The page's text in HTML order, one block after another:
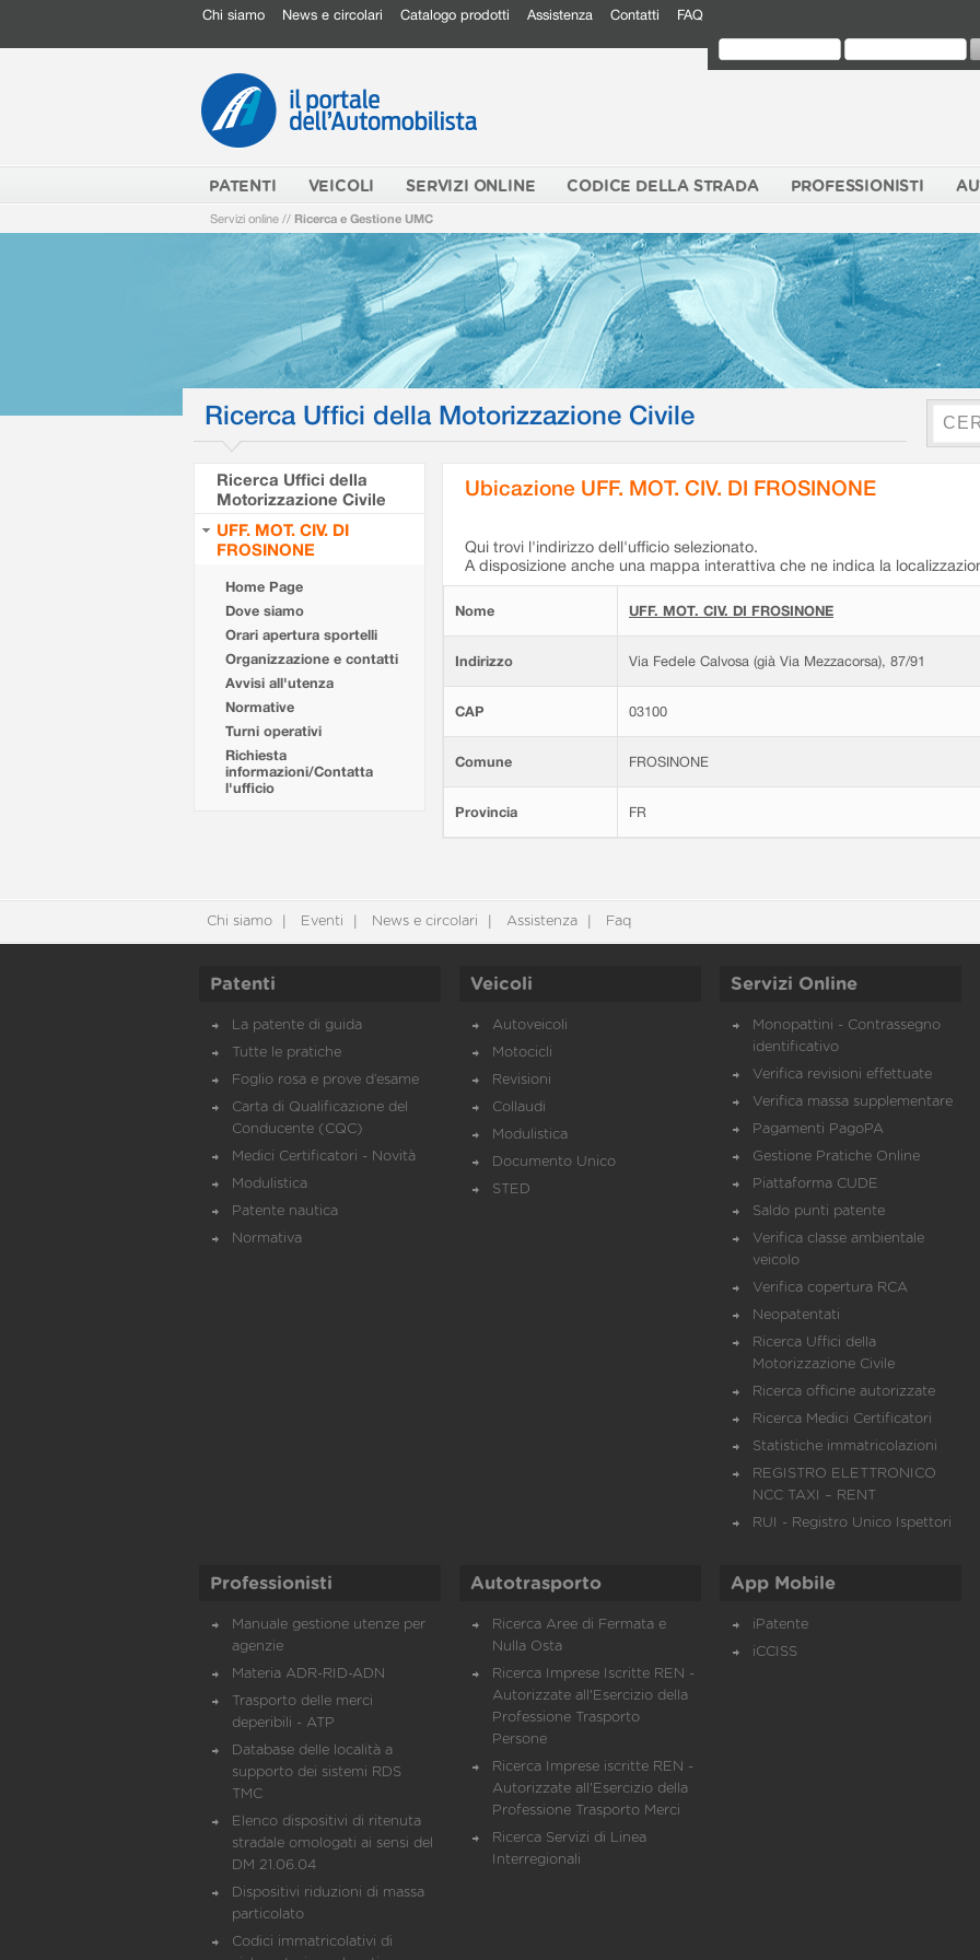
Chi siamo News e circolari Catalogo prodotti Assistenza Contatti FAQ
PATENTI VEICOLI SERVIZI ONLINE CODICE DELLA STRADA PROFESSIONISTI
Servizi online // Ricerca e Gestione UMC
Ricerca Uffici della Motorizzazione Civile
Ricerca Uffici della
Motorizzazione Civile
UFF. MOT. CIV. DI
FROSINONE
Home Page
Dove siamo
Orari apertura sportelli
Organizzazione e contatti
Avvisi all'utenza
Normative
Turni operativi
Richiesta
informazioni/Contatta
l'ufficio
Ubicazione UFF. MOT. CIV. DI FROSINONE
Qui trovi l'indirizzo dell'ufficio selezionato.
A disposizione anche una mappa interattiva che ne indica la
Nome UFF. MOT. CIV. DI FROSINONE
Indirizzo Via Fedele Calvosa (già Via Mezzacorsa), 87/91
CAP 03100
Comune FROSINONE
Provincia FR
Chi siamo Eventi News e circolari Assistenza Faq
Patenti
La patente di guida
Tutte le pratiche
Foglio rosa e prove d’esame
Carta di Qualificazione del
Conducente (CQC)
Medici Certificatori - Novità
Modulistica
Patente nautica
Normativa
Veicoli
Autoveicoli
Motocicli
Revisioni
Collaudi
Modulistica
Documento Unico
STED
Servizi Online
Monopattini - Contrassegno
identificativo
Verifica revisioni effettuate
Verifica massa supplementare
Pagamenti PagoPA
Gestione Pratiche Online
Piattaforma CUDE
Saldo punti patente
Verifica classe ambientale
veicolo
Verifica copertura RCA
Neopatentati
Ricerca Uffici della
Motorizzazione Civile
Ricerca officine autorizzate
Ricerca Medici Certificatori
Statistiche immatricolazioni
REGISTRO ELETTRONICO
NCC TAXI – RENT
RUI - Registro Unico Ispettori
Professionisti
Manuale gestione utenze per
agenzie
Materia ADR-RID-ADN
Trasporto delle merci
deperibili - ATP
Database delle località a
supporto dei sistemi RDS
TMC
Elenco dispositivi di ritenuta
stradale omologati ai sensi del
DM 21.06.04
Dispositivi riduzioni di massa
particolato
Codici immatricolativi di
Autotrasporto
Ricerca Aree di Fermata e
Nulla Osta
Ricerca Imprese Iscritte REN -
Autorizzate all'Esercizio della
Professione Trasporto
Persone
Ricerca Imprese iscritte REN -
Autorizzate all'Esercizio della
Professione Trasporto Merci
Ricerca Servizi di Linea
Interregionali
App Mobile
iPatente
iCCISS